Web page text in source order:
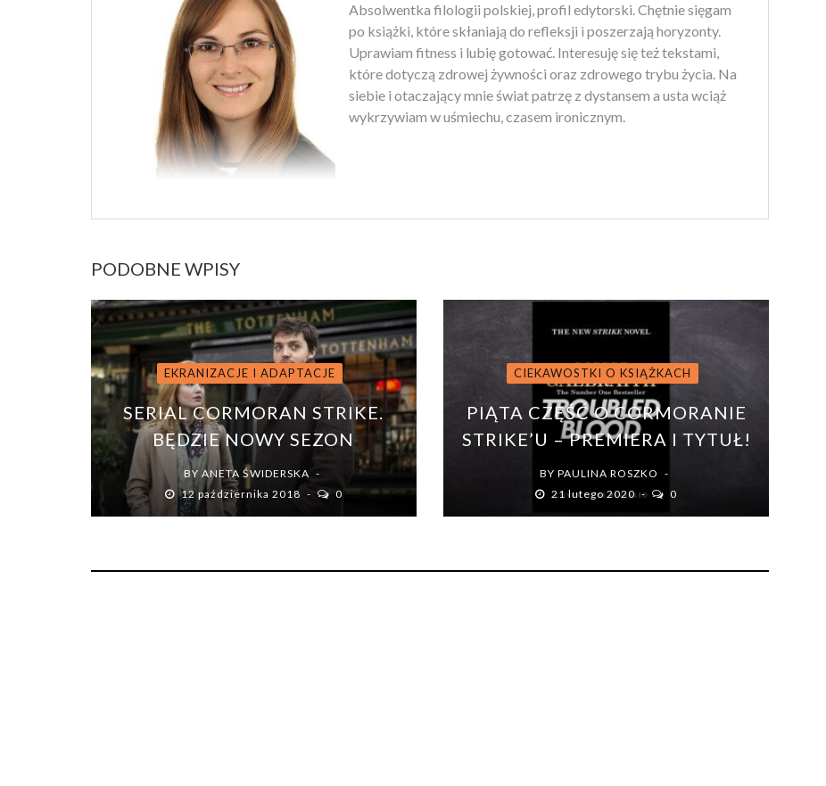
Absolwentka filologii polskiej, profil edytorski. Chętnie sięgam
po książki, które skłaniają do refleksji i poszerzają horyzonty.
Uprawiam fitness i lubię gotować. Interesuję się też tekstami,
które dotyczą zdrowej żywności oraz zdrowego trybu życia. Na
siebie i otaczający mnie świat patrzę z dystansem a usta wciąż
wykrzywiam w uśmiechu, czasem ironicznym.
PODOBNE WPISY
EKRANIZACJE I ADAPTACJE
SERIAL CORMORAN STRIKE.
BĘDZIE NOWY SEZON
BY ANETA ŚWIDERSKA
12 października 2018
0
CIEKAWOSTKI O KSIĄŻKACH
PIĄTA CZĘŚĆ O CORMORANIE
STRIKE’U – PREMIERA I TYTUŁ!
BYPAULINA ROSZKO
21 lutego 2020
0